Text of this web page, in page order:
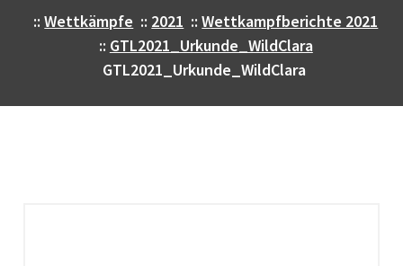
::Wettkämpfe :: 2021 ::Wettkampfberichte 2021
:: GTL2021_Urkunde_WildClara
GTL2021_Urkunde_WildClara